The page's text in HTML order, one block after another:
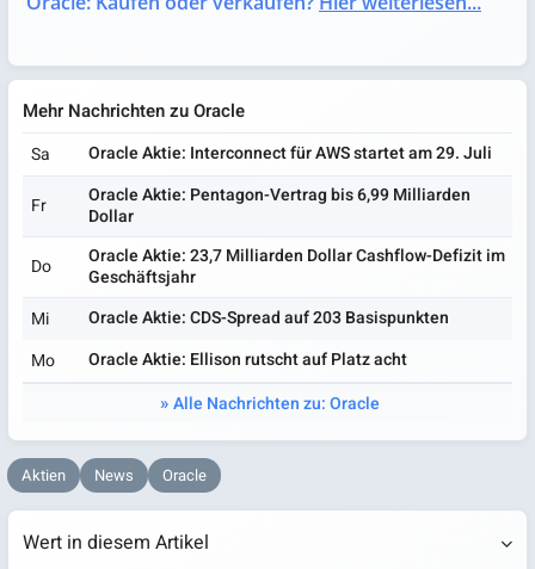
Mehr Nachrichten zu Oracle
Sa Oracle Aktie: Interconnect für AWS startet am 29. Juli
Fr
Oracle Aktie: Pentagon-Vertrag bis 6,99 Milliarden
Dollar
Do
Oracle Aktie: 23,7 Milliarden Dollar Cashflow-Defizit im
Geschäftsjahr
Mi
Oracle Aktie: CDS-Spread auf 203 Basispunkten
Mo
Oracle Aktie: Ellison rutscht auf Platz acht
Alle Nachrichten zu: Oracle
Aktien News Oracle
Wert in diesem Artikel